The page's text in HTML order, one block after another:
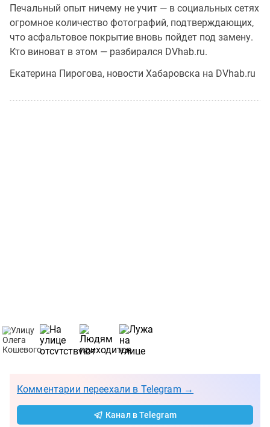
Печальный опыт ничему не учит — в социальных сетях
огромное количество фотографий, подтверждающих,
что асфальтовое покрытие вновь пойдет под замену.
Кто виноват в этом — разбирался DVhab.ru.
Екатерина Пирогова, новости Хабаровска на DVhab.ru
Комментарии переехали в Telegram →
Канал в Telegram